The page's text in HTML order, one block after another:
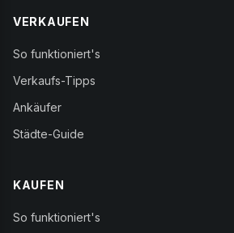
VERKAUFEN
So funktioniert's
Verkaufs-Tipps
Ankäufer
Städte-Guide
KAUFEN
So funktioniert's